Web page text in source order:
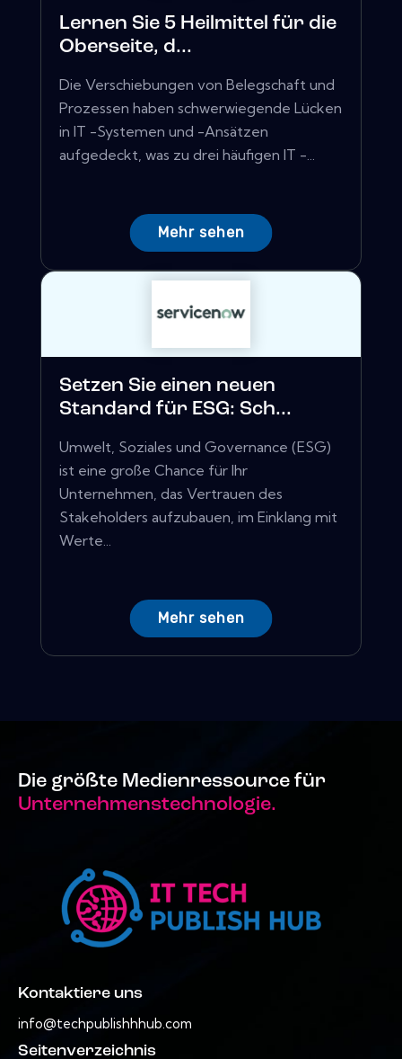
Lernen Sie 5 Heilmittel für die
Oberseite, d...
Die Verschiebungen von Belegschaft und
Prozessen haben schwerwiegende Lücken
in IT -Systemen und -Ansätzen
aufgedeckt, was zu drei häufigen IT -...
Mehr sehen
Setzen Sie einen neuen
Standard für ESG: Sch...
Umwelt, Soziales und Governance (ESG)
ist eine große Chance für Ihr
Unternehmen, das Vertrauen des
Stakeholders aufzubauen, im Einklang mit
Werte...
Mehr sehen
Die größte Medienressource für
Unternehmenstechnologie.
Kontaktiere uns
info@techpublishhhub.com
Seitenverzeichnis